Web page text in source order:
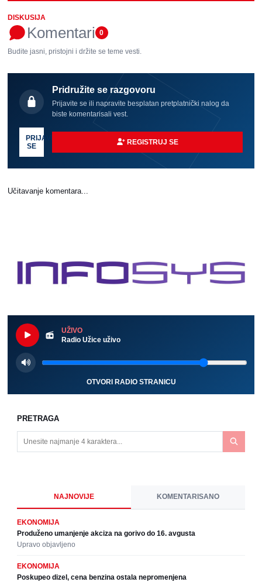
DISKUSIJA
Komentari 0
Budite jasni, pristojni i držite se teme vesti.
Pridružite se razgovoru
Prijavite se ili napravite besplatan pretplatnički nalog da
biste komentarisali vest.
PRIJAVI
SE
REGISTRUJ SE
Učitavanje komentara...
UŽIVO
Radio Užice uživo
OTVORI RADIO STRANICU
PRETRAGA
NAJNOVIJE KOMENTARISANO
EKONOMIJA
Produženo umanjenje akciza na gorivo do 16. avgusta
Upravo objavljeno
EKONOMIJA
Poskupeo dizel, cena benzina ostala nepromenjena